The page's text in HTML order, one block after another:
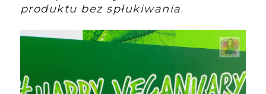
produktu bez spłukiwania.